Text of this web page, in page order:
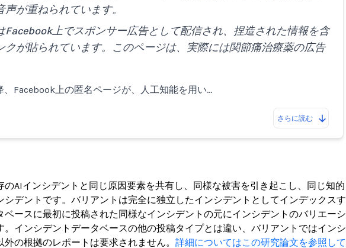
が重ねられています。
Facebook上でスポンサー広告として配信され、捏造された情報を含
クが貼られています。このページは、実際には関節痛治療薬の広告
Facebook上の匿名ページが、人工知能を用い…
さらに読む
のAIインシデントと同じ原因要素を共有し、同様な被害を引き起こし、同じ知的
シデントです。バリアントは完全に独立したインシデントとしてインデックスす
ベースに最初に投稿された同様なインシデントの元にインシデントのバリエーシ
。インシデントデータベースの他の投稿タイプとは違い、バリアントではインシ
の根拠のレポートは要求されません。 詳細についてはこの研究論文を参照して